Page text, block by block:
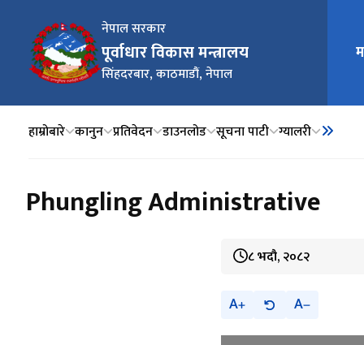
नेपाल सरकार
पूर्वाधार विकास मन्त्रालय
सिंहदरबार, काठमाडौं, नेपाल
मुख्य
हाम्रोबारे कानुन प्रतिवेदन डाउनलोड सूचना पाटी ग्यालरी
Phungling Administrative
८ भदौ, २०८२
A A